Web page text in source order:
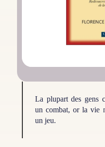
La plupart des gens
un combat, or la vie
un jeu.